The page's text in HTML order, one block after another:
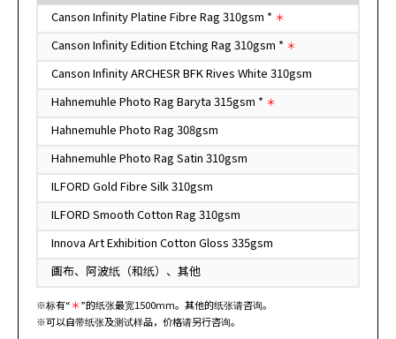
Canson Infinity Platine Fibre Rag 310gsm * ＊
Canson Infinity Edition Etching Rag 310gsm * ＊
Canson Infinity ARCHESR BFK Rives White 310gsm
Hahnemuhle Photo Rag Baryta 315gsm * ＊
Hahnemuhle Photo Rag 308gsm
Hahnemuhle Photo Rag Satin 310gsm
ILFORD Gold Fibre Silk 310gsm
ILFORD Smooth Cotton Rag 310gsm
Innova Art Exhibition Cotton Gloss 335gsm
画布、阿波纸（和纸）、其他
※标有“＊”的纸张最宽1500mm。其他的纸张请咨询。
※可以自带纸张及测试样品，价格请另行咨询。